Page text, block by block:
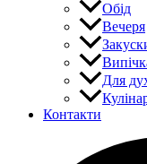
Обід
Вечеря
Для
Контакти